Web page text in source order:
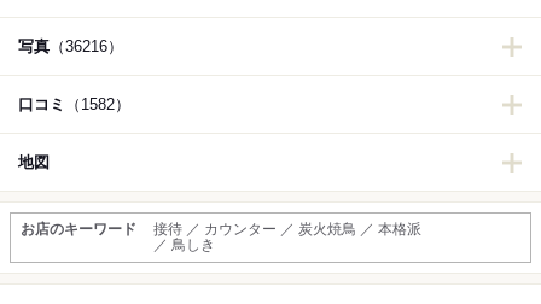
写真 （36216）
口コミ （1582）
地図
お店のキーワード
接待 ／ カウンター ／ 炭火焼鳥 ／ 本格派
／ 鳥しき